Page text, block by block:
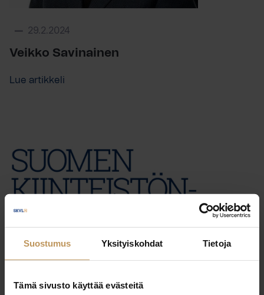
Suostumus Yksityiskohdat Tietoja
Tämä sivusto käyttää evästeitä
29.2.2024
Veikko Savinainen
Lue artikkeli